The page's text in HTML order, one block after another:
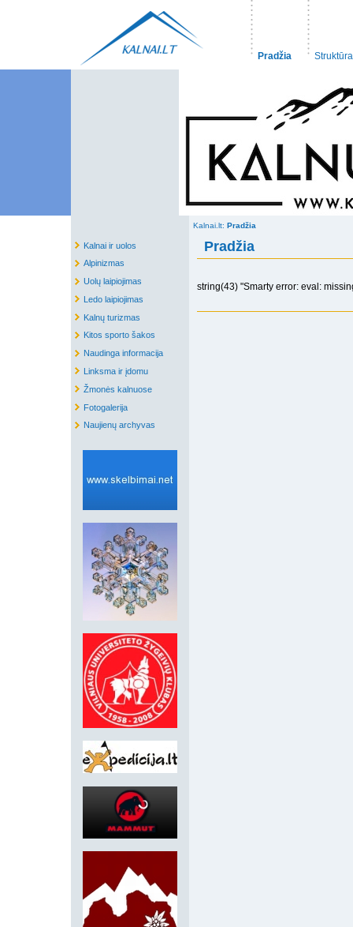
Pradžia Struktūra
Kalnai.lt:Pradžia
Kalnai ir uolos
Alpinizmas
Uolų laipiojimas
Ledo laipiojimas
Kalnų turizmas
Kitos sporto šakos
Naudinga informacija
Linksma ir įdomu
Žmonės kalnuose
Fotogalerija
Naujienų archyvas
Pradžia
string(43) "Smarty error: eval: